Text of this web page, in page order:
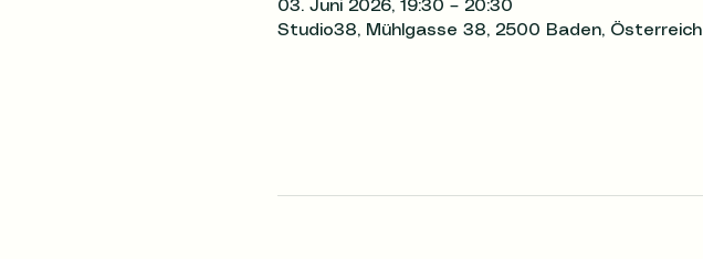
03. Juni 2026, 19:30 – 20:30
Studio38, Mühlgasse 38, 2500 Baden, Österreich